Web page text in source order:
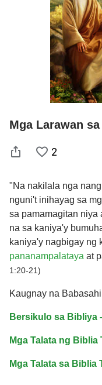
Mga Larawan
2
"Na nakilala nga
nguni't inihayag sa
sa pamamagitan niya
na sa kaniya'y
kaniya'y nagbigay ng
pananampalataya at
1:20-21)
Kaugnay na
Bersikulo sa Bibliya
Mga Talata ng
Mga Talata sa